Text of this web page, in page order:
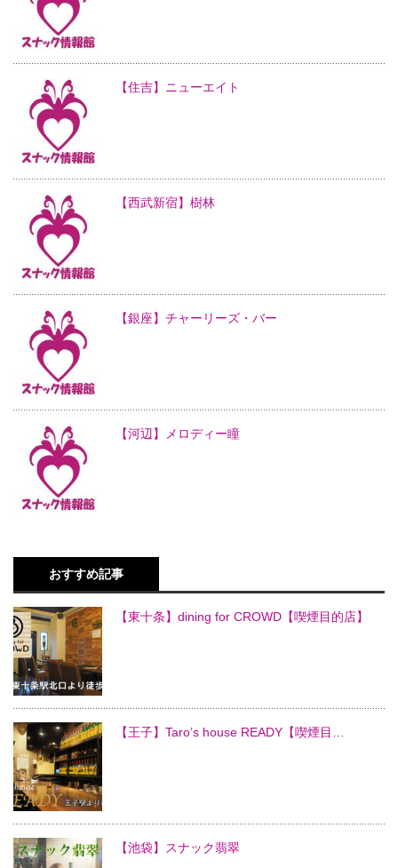
【住吉】ニューエイト
【西武新宿】樹林
【銀座】チャーリーズ・バー
【河辺】メロディー瞳
おすすめ記事
【東十条】dining for CROWD【喫煙目的店】
【王子】Taro’s house READY【喫煙目…
【池袋】スナック翡翠